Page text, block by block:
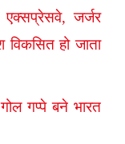
जर्जर
हो जाता
गप्पे बने भारत